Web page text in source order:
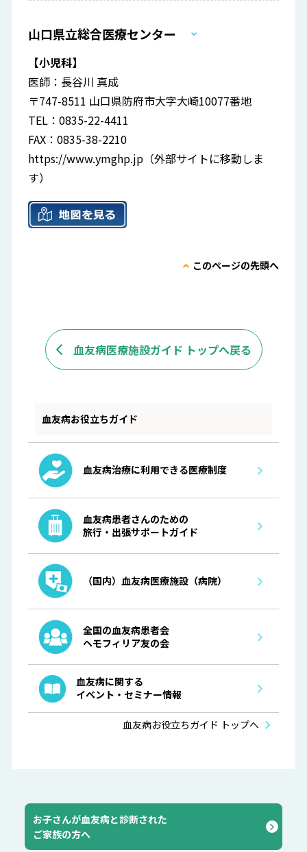
お子さんが血友病と診断された
ご家族の方へ
山口県立総合医療センター
【小児科】
医師：長谷川 真成
〒747-8511 山口県防府市大字大崎10077番地
TEL：0835-22-4411
FAX：0835-38-2210
https://www.ymghp.jp （外部サイトに移動しま
す）
このページの先頭へ
血友病医療施設ガイド トップへ戻る
血友病お役立ちガイド
血友病治療に利用できる医療制度
血友病患者さんのための
旅行・出張サポートガイド
（国内）血友病医療施設（病院）
全国の血友病患者会
ヘモフィリア友の会
血友病に関する
イベント・セミナー情報
血友病お役立ちガイド トップへ